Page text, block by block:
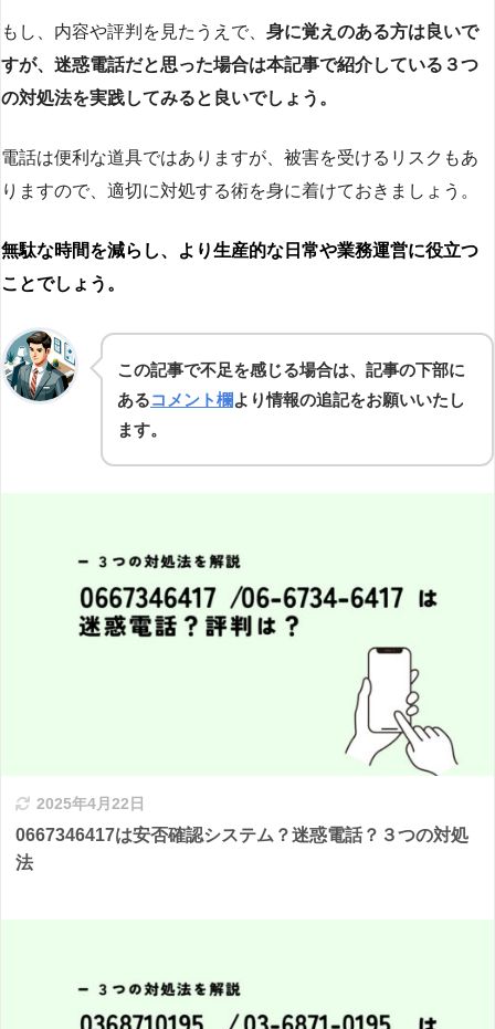
もし、内容や評判を見たうえで、 身に覚えのある方は良いで
すが、迷惑電話だと思った場合は本記事で紹介している３つ
の対処法を実践してみると良いでしょう。
電話は便利な道具ではありますが、被害を受けるリスクもあ
りますので、適切に対処する術を身に着けておきましょう。
無駄な時間を減らし、より生産的な日常や業務運営に役立つ
ことでしょう。
この記事で不足を感じる場合は、記事の下部に
あるコメント欄より情報の追記をお願いいたし
ます。
2025年4月22日
0667346417は安否確認システム？迷惑電話？３つの対処
法